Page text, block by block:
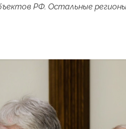
РФ. Остальные